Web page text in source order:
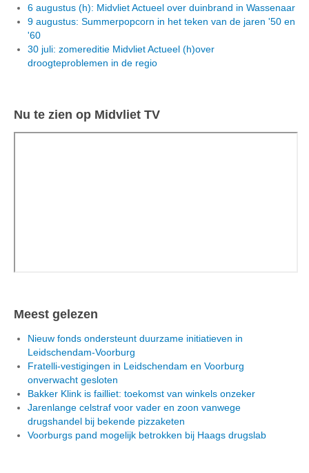
6 augustus (h): Midvliet Actueel over duinbrand in Wassenaar
9 augustus: Summerpopcorn in het teken van de jaren '50 en
'60
30 juli: zomereditie Midvliet Actueel (h)over
droogteproblemen in de regio
Nu te zien op Midvliet TV
Meest gelezen
Nieuw fonds ondersteunt duurzame initiatieven in
Leidschendam-Voorburg
Fratelli-vestigingen in Leidschendam en Voorburg
onverwacht gesloten
Bakker Klink is failliet: toekomst van winkels onzeker
Jarenlange celstraf voor vader en zoon vanwege
drugshandel bij bekende pizzaketen
Voorburgs pand mogelijk betrokken bij Haags drugslab